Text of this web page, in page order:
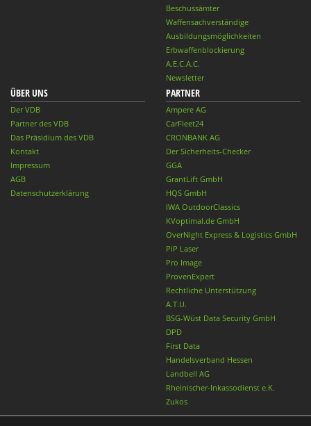
Beschussämter
Waffensachverständige
Ausbildungsmöglichkeiten
Erbwaffenblockierung
A.E.C.A.C.
Newsletter
ÜBER UNS
Der VDB
Partner des VDB
Das Präsidium des VDB
Kontakt
Impressum
AGB
Datenschutzerklärung
PARTNER
Ampere AG
CarFleet24
CRONBANK AG
Der Sicherheits-Checker
GGA
GrantLift GmbH
HQS GmbH
IWA OutdoorClassics
KVoptimal.de GmbH
OverNight Express & Logistics GmbH
PiP Laser
Pro Image
ProvenExpert
Rechtliche Unterstützung
A.T.U.
BSG-Wüst Data Security GmbH
DPD
First Data
Handelsverband Hessen
Landbell AG
Rheinischer-Inkassodienst e.K.
Zukos